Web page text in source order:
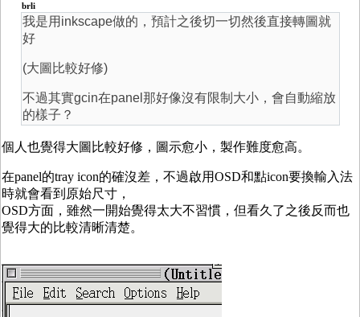
brli
我是用inkscape做的，預計之後切一切然後直接轉圖就
好
(大圖比較好修)
不過其實gcin在panel那好像沒有限制大小，會自動縮放
的樣子？
個人也覺得大圖比較好修，圖示愈小，製作難度愈高。
在panel的tray icon的確沒差，不過啟用OSD和點icon要換輸入法
時就會看到原始尺寸，
OSD方面，雖然一開始覺得太大不習慣，但看久了之後反而也
覺得大的比較清晰清楚。